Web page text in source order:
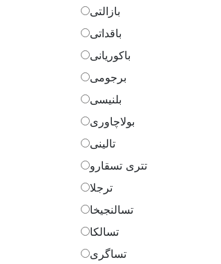
بازالتی
باقداتی
باکوریانی
برجومی
بلنیسی
بولاچاوری
تالینی
تتری تسقارو
ترجلا
تسالنجیخا
تسالکا
تساگری